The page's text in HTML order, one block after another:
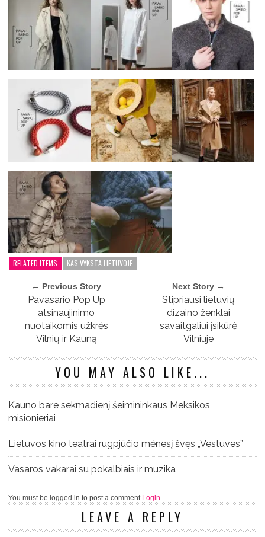
RELATED ITEMS KAS VYKSTA LIETUVOJE
← Previous Story
Pavasario Pop Up
atsinaujinimo
nuotaikomis užkrės
Vilnių ir Kauną
Next Story →
Stipriausi lietuvių
dizaino ženklai
savaitgaliui įsikūrė
Vilniuje
YOU MAY ALSO LIKE...
Kauno bare sekmadienį šeimininkaus Meksikos
misionieriai
Lietuvos kino teatrai rugpjūčio mėnesį švęs „Vestuves”
Vasaros vakarai su pokalbiais ir muzika
You must be logged in to post a comment Login
LEAVE A REPLY